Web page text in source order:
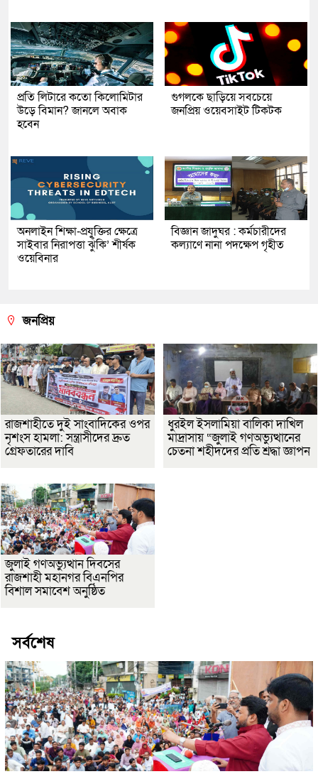
প্রতি লিটারে কতো কিলোমিটার
উড়ে বিমান? জানলে অবাক
হবেন
গুগলকে ছাড়িয়ে সবচেয়ে
জনপ্রিয় ওয়েবসাইট টিকটক
অনলাইন শিক্ষা-প্রযুক্তির ক্ষেত্রে
সাইবার নিরাপত্তা ঝুঁকি’ শীর্ষক
ওয়েবিনার
বিজ্ঞান জাদুঘর : কর্মচারীদের
কল্যাণে নানা পদক্ষেপ গৃহীত
জনপ্রিয়
রাজশাহীতে দুই সাংবাদিকের ওপর
নৃশংস হামলা: সন্ত্রাসীদের দ্রুত
গ্রেফতারের দাবি
ধুরইল ইসলামিয়া বালিকা দাখিল
মাদ্রাসায় “জুলাই গণঅভ্যুত্থানের
চেতনা শহীদদের প্রতি শ্রদ্ধা জ্ঞাপন
জুলাই গণঅভ্যুত্থান দিবসের
রাজশাহী মহানগর বিএনপির
বিশাল সমাবেশ অনুষ্ঠিত
সর্বশেষ